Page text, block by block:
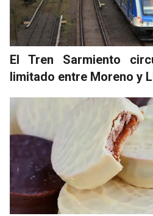
El Tren Sarmiento
limitado entre Moreno y